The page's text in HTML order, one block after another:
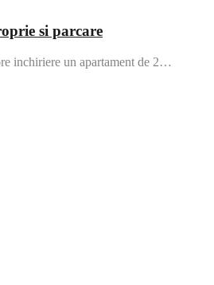
si parcare
inchiriere un apartament de 2…